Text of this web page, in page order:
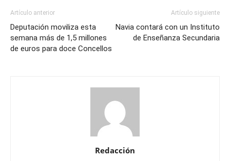
Artículo anterior
Deputación moviliza esta
semana más de 1,5 millones
de euros para doce Concellos
Artículo siguiente
Navia contará con un Instituto
de Enseñanza Secundaria
Redacción